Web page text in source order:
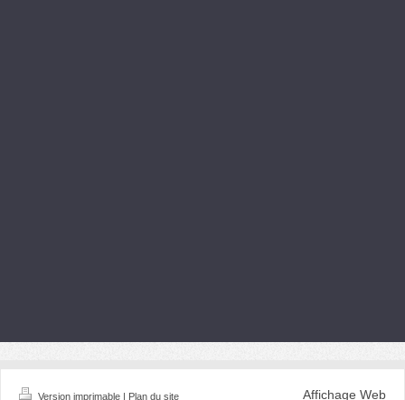
Version imprimable | Plan du site Affichage Web